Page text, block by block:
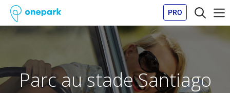
PRO
Parc au stade Santiago